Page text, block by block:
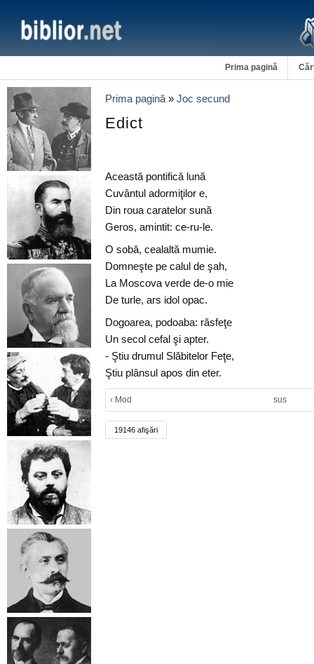
Prima pagină
Prima pagină » Joc secund
Edict
Această pontifică lună
Cuvântul adormiţilor e,
Din roua caratelor sună
Geros, amintit: ce-ru-le.
O sobă, cealaltă mumie.
Domneşte pe calul de şah,
La Moscova verde de-o mie
De turle, ars idol opac.
Dogoarea, podoaba: răsfeţe
Un secol cefal şi apter.
- Ştiu drumul Slăbitelor Feţe,
Ştiu plânsul apos din eter.
‹ Mod sus
19146 afişări